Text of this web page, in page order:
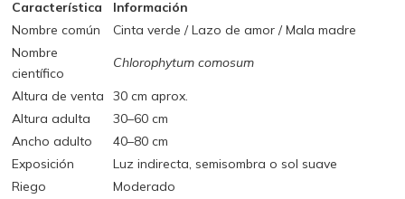
Característica
Información
Nombre común
Cinta verde / Lazo de amor / Mala madre
Nombre
científico
Chlorophytum comosum
Altura de venta
30 cm aprox.
Altura adulta
30–60 cm
Ancho adulto
40–80 cm
Exposición
Luz indirecta, semisombra o sol suave
Riego
Moderado